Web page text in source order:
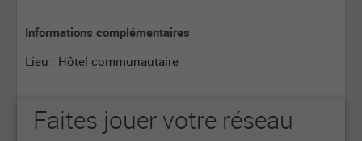
Informations complémentaires
Lieu : Hôtel communautaire
Faites jouer votre réseau